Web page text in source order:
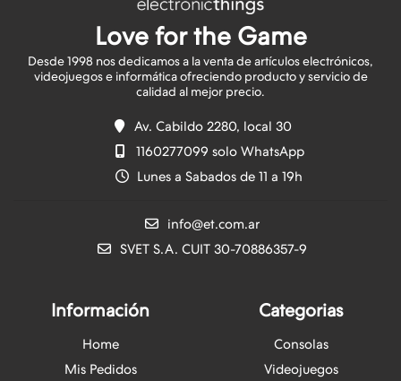
Love for the Game
Desde 1998 nos dedicamos a la venta de artículos electrónicos,
videojuegos e informática ofreciendo producto y servicio de
Av. Cabildo 2280, local 30
1160277099 solo WhatsApp
Lunes a Sabados de 11 a 19h
info@et.com.ar
SVET S.A. CUIT 30-70886357-9
Información
Home
Mis Pedidos
Categorias
Consolas
Videojuegos